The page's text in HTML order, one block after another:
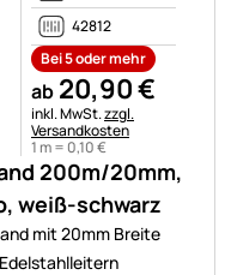
200m/20mm,
weiß-schwarz
mit 20mm Breite
42812
Bei 5 oder mehr
ab 20,90€
Steuerhinweis:
inkl. MwSt.zzgl.
Versandkosten
1 m = 0,10€